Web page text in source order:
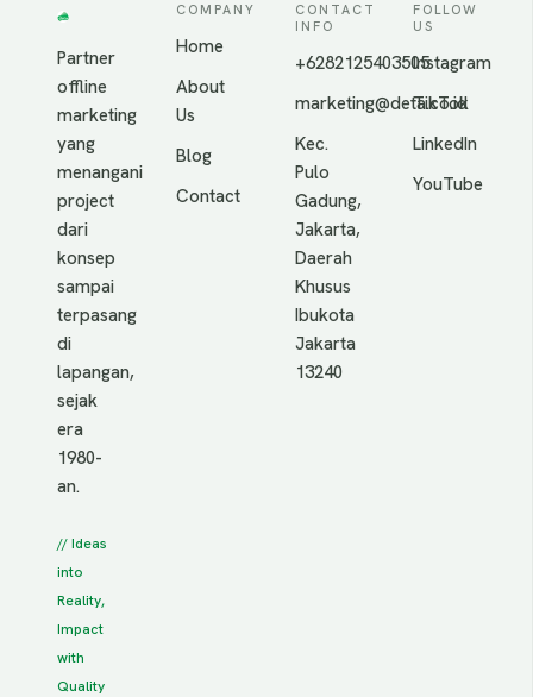
Partner
offline
marketing
yang
menangani
project
dari
konsep
sampai
terpasang
di
lapangan,
sejak
era
1980-
an.
// Ideas
into
Reality,
Impact
with
Quality
COMPANY
Home
About
Us
Blog
Contact
CONTACT
INFO
+6282125403505
marketing@deta.co.id
Kec.
Pulo
Gadung,
Jakarta,
Daerah
Khusus
Ibukota
Jakarta
13240
FOLLOW
US
Instagram
TikTok
LinkedIn
YouTube